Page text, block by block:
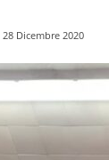
28 Dicembre 2020